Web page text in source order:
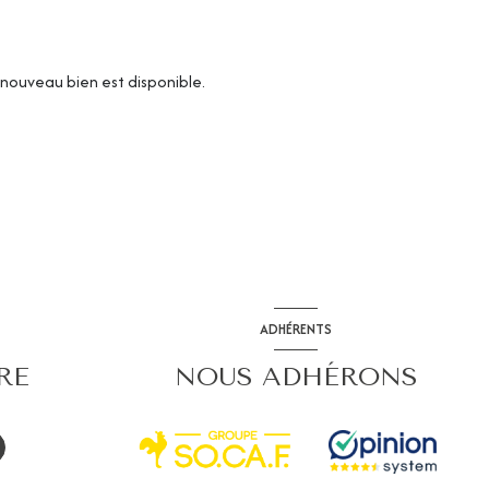
bien est disponible.
ADHÉRENTS
NOUS ADHÉRONS